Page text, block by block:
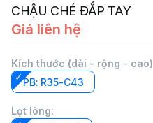
CHẬU CHÉ ĐẮP TAY
Giá liên hệ
Kích thước (dài - rộng - cao)
PB: R35-C43
Lọt lòng: